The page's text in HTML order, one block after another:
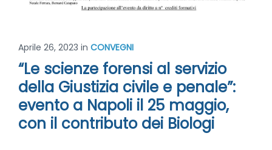
Aprile 26, 2023 in CONVEGNI
“Le scienze forensi al servizio
della Giustizia civile e penale”:
evento a Napoli il 25 maggio,
con il contributo dei Biologi